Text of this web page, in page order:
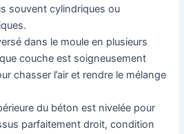
souvent cylindriques ou
dans le moule en plusieurs
couche est soigneusement
chasser l’air et rendre le mélange
du béton est nivelée pour
parfaitement droit, condition